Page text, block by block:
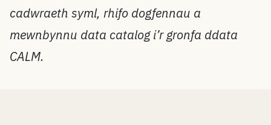
cadwraeth syml, rhifo dogfennau a
mewnbynnu data catalog i’r gronfa ddata
CALM.